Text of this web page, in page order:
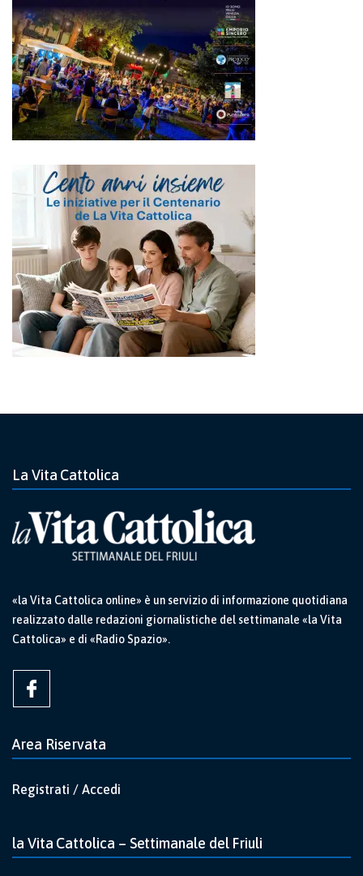
La Vita Cattolica
«la Vita Cattolica online» è un servizio di informazione quotidiana
realizzato dalle redazioni giornalistiche del settimanale «la Vita
Cattolica» e di «Radio Spazio».
Area Riservata
Registrati / Accedi
la Vita Cattolica – Settimanale del Friuli